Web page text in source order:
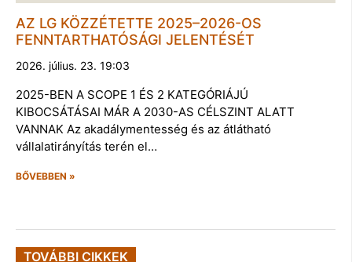
AZ LG KÖZZÉTETTE 2025–2026-OS
FENNTARTHATÓSÁGI JELENTÉSÉT
2026. július. 23. 19:03
2025-BEN A SCOPE 1 ÉS 2 KATEGÓRIÁJÚ
KIBOCSÁTÁSAI MÁR A 2030-AS CÉLSZINT ALATT
VANNAK Az akadálymentesség és az átlátható
vállalatirányítás terén el…
BŐVEBBEN »
TOVÁBBI CIKKEK